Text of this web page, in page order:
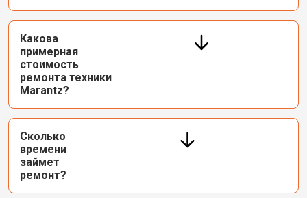
Какова
примерная
стоимость
ремонта техники
Marantz?
Сколько
времени
займет
ремонт?